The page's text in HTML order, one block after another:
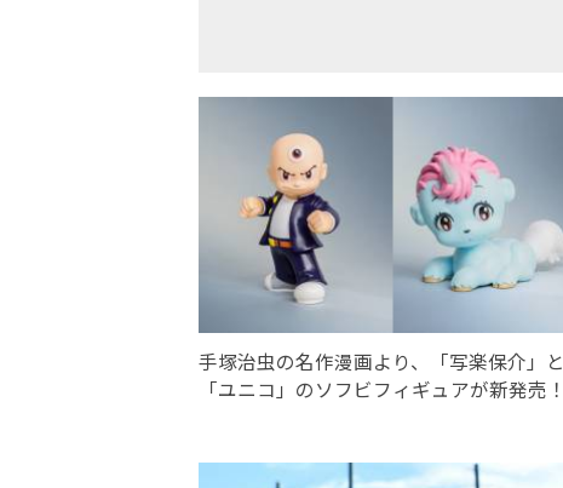
手塚治虫の名作漫画より、「写楽保介」と
「ユニコ」のソフビフィギュアが新発売！